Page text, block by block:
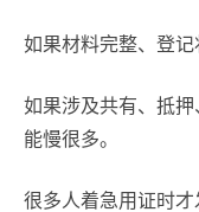
如果材料完整、登记
如果涉及共有、抵
能慢很多。
很多人着急用证时才